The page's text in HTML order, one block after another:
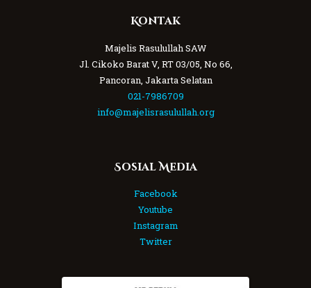
Kontak
Majelis Rasulullah SAW
Jl. Cikoko Barat V, RT 03/05, No 66,
Pancoran, Jakarta Selatan
021-7986709
info@majelisrasulullah.org
Sosial Media
Facebook
Youtube
Instagram
Twitter